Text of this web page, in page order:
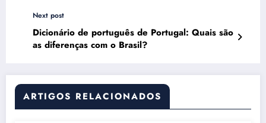
Next post
Dicionário de português de Portugal: Quais são
as diferenças com o Brasil?
ARTIGOS RELACIONADOS